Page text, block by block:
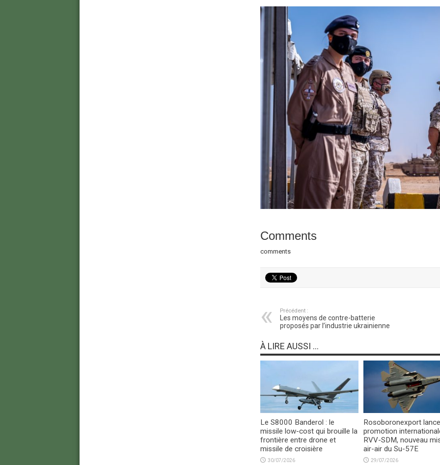
Comments
comments
Précédent :
Les moyens de contre-batterie
proposés par l’industrie ukrainienne
À LIRE AUSSI ...
Le S8000 Banderol : le
missile low-cost qui brouille la
frontière entre drone et
missile de croisière
30/07/2026
Rosoboronexport
promotion
RVV-SDM, nouveau
air-air du Su-57E
29/07/2026